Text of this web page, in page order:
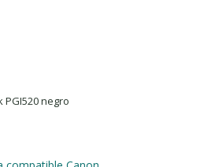
PGI520 negro